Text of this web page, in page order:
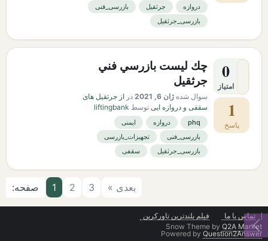
دروازه
جرثقیل
بازرسی_فنی
بازرسی_جرثقیل
0
امتیاز
1
پاسخ
چك ليست بازرسي فني
جرثقيل
سوال شده ژان 6, 2021 در از جرثقیل های
سقفی و دروازه ایی توسط liftingbank
phq دروازه
ایمنی
بازرسی_فنی
تجهیزات_بازرسی
بازرسی_جرثقیل
سقفی
صفحه: 1 2 3 بعدی »
تماس با ما
فیلم بلندترین تاورکرین
Snow Theme by Q2A Market
Powered by Question2Answer